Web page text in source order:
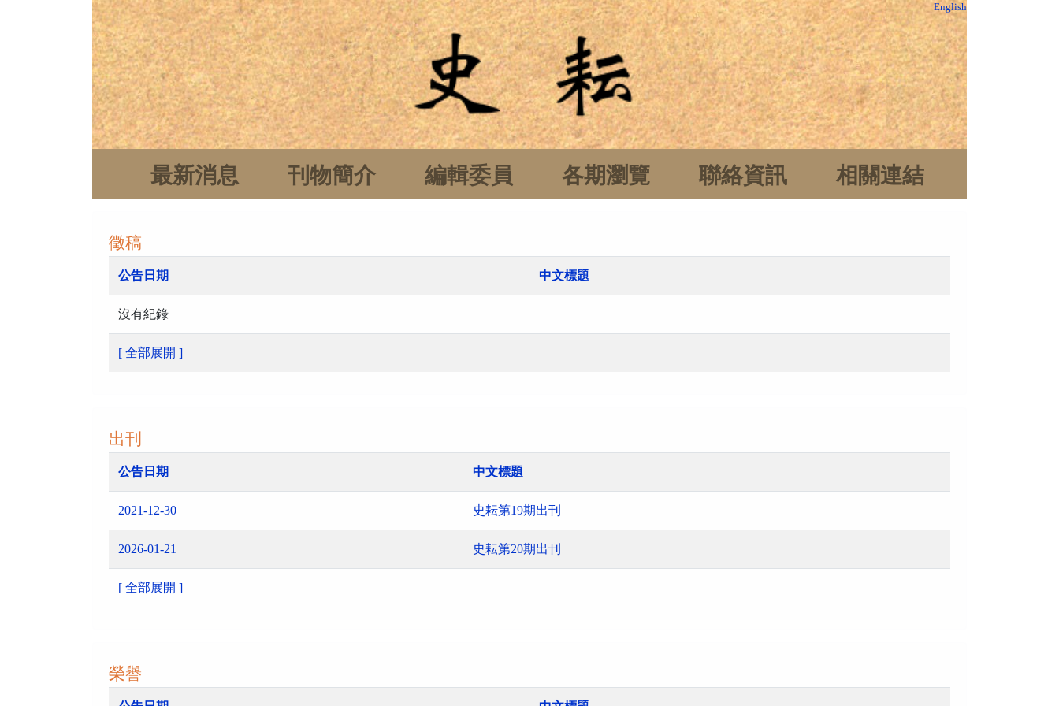
English
最新消息 刊物簡介 編輯委員 各期瀏覽 聯絡資訊 相關連結
徵稿
公告日期 中文標題
沒有紀錄
[ 全部展開 ]
出刊
公告日期 中文標題
2021-12-30 史耘第19期出刊
2026-01-21 史耘第20期出刊
[ 全部展開 ]
榮譽